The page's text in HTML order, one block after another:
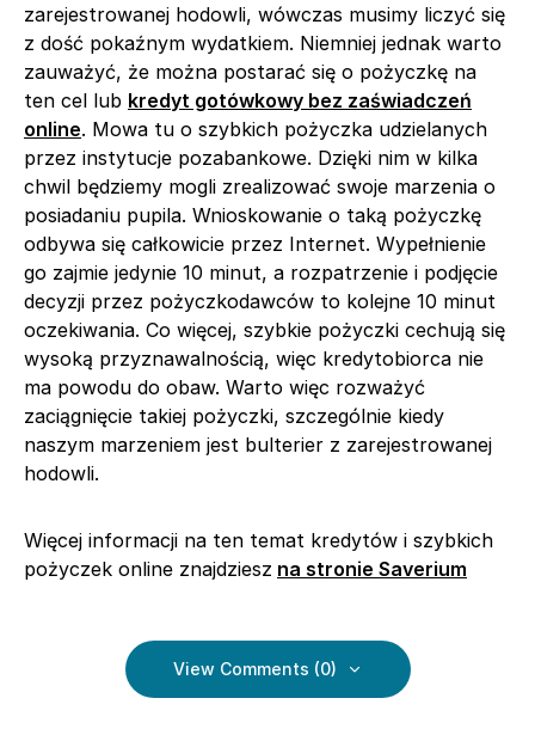
zarejestrowanej hodowli, wówczas musimy liczyć się
z dość pokaźnym wydatkiem. Niemniej jednak warto
zauważyć, że można postarać się o pożyczkę na
ten cel lub kredyt gotówkowy bez zaświadczeń
online. Mowa tu o szybkich pożyczka udzielanych
przez instytucje pozabankowe. Dzięki nim w kilka
chwil będziemy mogli zrealizować swoje marzenia o
posiadaniu pupila. Wnioskowanie o taką pożyczkę
odbywa się całkowicie przez Internet. Wypełnienie
go zajmie jedynie 10 minut, a rozpatrzenie i podjęcie
decyzji przez pożyczkodawców to kolejne 10 minut
oczekiwania. Co więcej, szybkie pożyczki cechują się
wysoką przyznawalnością, więc kredytobiorca nie
ma powodu do obaw. Warto więc rozważyć
zaciągnięcie takiej pożyczki, szczególnie kiedy
naszym marzeniem jest bulterier z zarejestrowanej
hodowli.
Więcej informacji na ten temat kredytów i szybkich
pożyczek online znajdziesz na stronie Saverium
View Comments (0)